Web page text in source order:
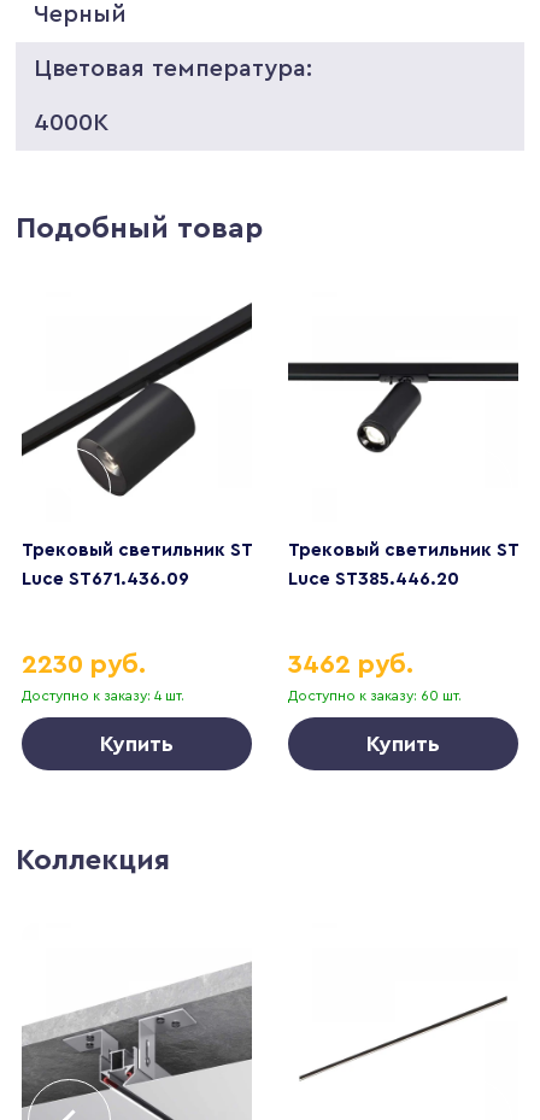
Черный
Цветовая температура:
4000K
Подобный товар
Трековый светильник ST
Luce ST671.436.09
Доступно к заказу: 4 шт.
2230 руб.
Купить
Трековый светильник ST
Luce ST385.446.20
Доступно к заказу: 60 шт.
3462 руб.
Купить
Коллекция